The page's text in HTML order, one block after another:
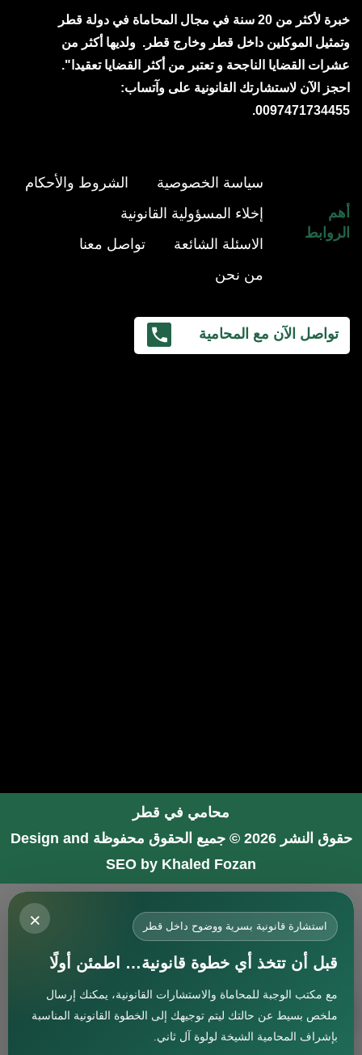
خبرة لأكثر من 20 سنة في مجال المحاماة في دولة قطر
وتمثيل الموكلين داخل قطر وخارج قطر. ولديها أكثر من
عشرات القضايا الناجحة و تعتبر من أكثر القضايا تعقيدا".
احجز الآن لاستشارتك القانونية على وآتساب:
0097471734455.
أهم
الروابط
سياسة الخصوصية
الشروط والأحكام
إخلاء المسؤولية القانونية
الاسئلة الشائعة
تواصل معنا
من نحن
تواصل الآن مع المحامية
محامي في قطر
حقوق النشر 2026 © جميع الحقوق محفوظة
Design and
SEO by Khaled Fozan
استشارة
× استشارة قانونية بسرية ووضوح داخل قطر
قبل أن تتخذ أي خطوة قانونية… اطمئن أولًا
مع مكتب الوجبة للمحاماة والاستشارات القانونية، يمكنك إرسال
ملخص بسيط عن حالتك ليتم توجيهك إلى الخطوة القانونية المناسبة
بإشراف المحامية الشيخة لولوة آل ثاني.
محامي في جدة
محامي في الرياض شاطر
محامي في المدينة المنورة
المحامي صنيتان السبيعي
افضل محامي في جدة
محامي جنائي في البحرين